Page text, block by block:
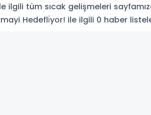
ilgili tüm sıcak gelişmeleri
Hedefli̇yor! ile ilgili 0 haber